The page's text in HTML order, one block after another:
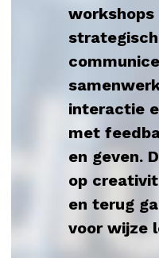
interactie
met
en geven.
op
en terug
voor wijze